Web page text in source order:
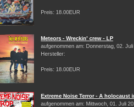
Preis: 18.00EUR
Meteors - Wreckin' crew - LP
aufgenommen am: Donnerstag, 02. Juli
Hersteller:
Preis: 18.00EUR
Extreme Noise Terror - A holocaust
aufgenommen am: Mittwoch, 01. Juli